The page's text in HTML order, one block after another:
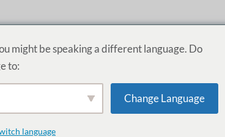
DIENSTLEISTUNGEN AKADEMIE ÜBER
können wir helfen?
might be speaking a different language. Do
to:
Change Language
language